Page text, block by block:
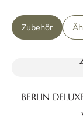
Zubehör
BERLIN